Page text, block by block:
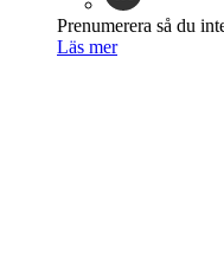
Prenumerera så du
Läs mer